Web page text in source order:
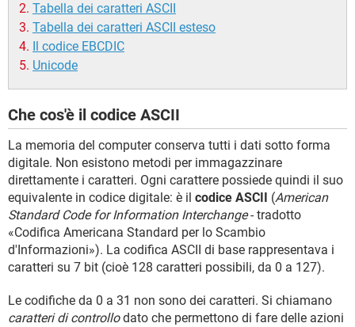
Tabella dei caratteri ASCII
Tabella dei caratteri ASCII esteso
Il codice EBCDIC
Unicode
Che cos'è il codice ASCII
La memoria del computer conserva tutti i dati sotto forma
digitale. Non esistono metodi per immagazzinare
direttamente i caratteri. Ogni carattere possiede quindi il suo
equivalente in codice digitale: è il codice ASCII (American
Standard Code for Information Interchange- tradotto
«Codifica Americana Standard per lo Scambio
d'Informazioni»). La codifica ASCII di base rappresentava i
caratteri su 7 bit (cioè 128 caratteri possibili, da 0 a 127).
Le codifiche da 0 a 31 non sono dei caratteri. Si chiamano
caratteri di controllodato che permettono di fare delle azioni